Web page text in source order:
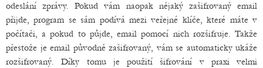
odeslání zprávy. Pokud vám naopak nějaký zašifrovaný email
přijde, program se sám podívá mezi veřejné klíče, které máte v
počítači, a pokud to půjde, email pomocí nich rozšifruje. Takže
přestože je email původně zašifrovaný, vám se automaticky ukáže
rozšifrovaný. Díky tomu je použití šifrování v praxi velmi